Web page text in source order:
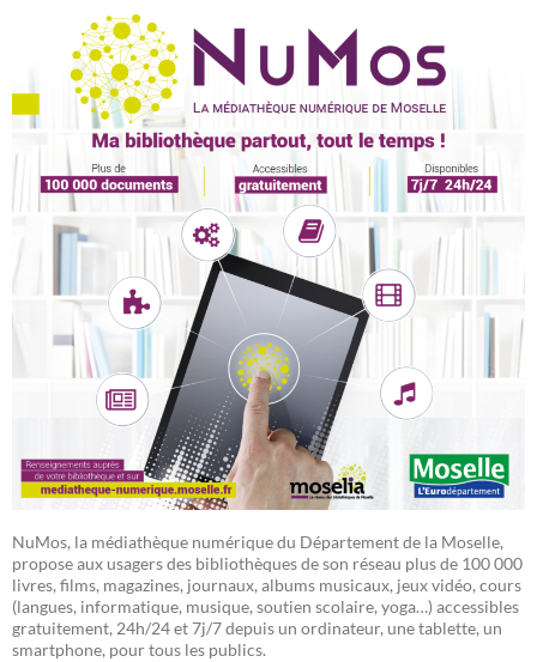
NuMos, la médiathèque numérique du Département de la Moselle,
propose aux usagers des bibliothèques de son réseau plus de 100 000
livres, films, magazines, journaux, albums musicaux, jeux vidéo, cours
(langues, informatique, musique, soutien scolaire, yoga…) accessibles
gratuitement, 24h/24 et 7j/7 depuis un ordinateur, une tablette, un
smartphone, pour tous les publics.